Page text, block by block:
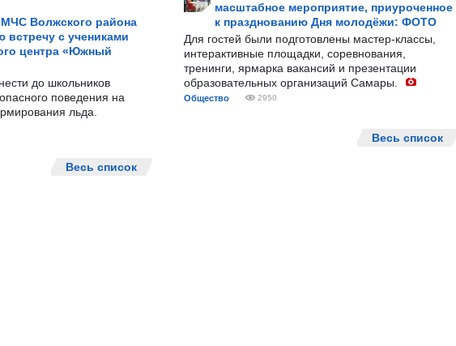
Волжского района
встречу с учениками
центра «Южный
до школьников
поведения на
льда.
Весь список
масштабное мероприятие, приуроченное
к празднованию Дня молодёжи: ФОТО
Для гостей были подготовлены мастер-классы,
интерактивные площадки, соревнования,
тренинги, ярмарка вакансий и презентации
образовательных организаций Самары.
Общество 2950
Весь список